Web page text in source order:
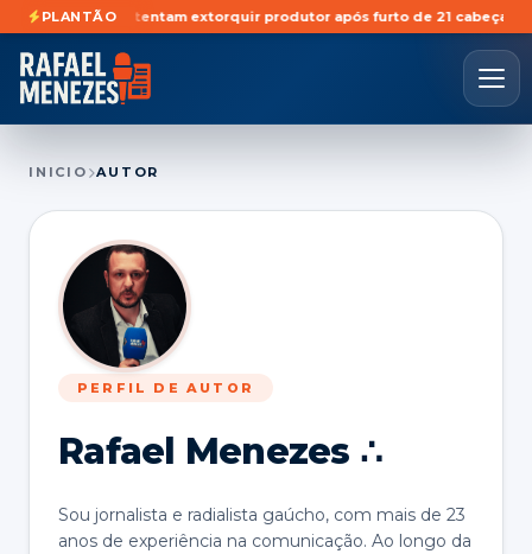
PLANTÃO
extorquir produtor após furto de 21 cabeças de gado em São
INICIO AUTOR
PERFIL DE AUTOR
Rafael Menezes ∴
Sou jornalista e radialista gaúcho, com mais de 23
anos de experiência na comunicação. Ao longo da